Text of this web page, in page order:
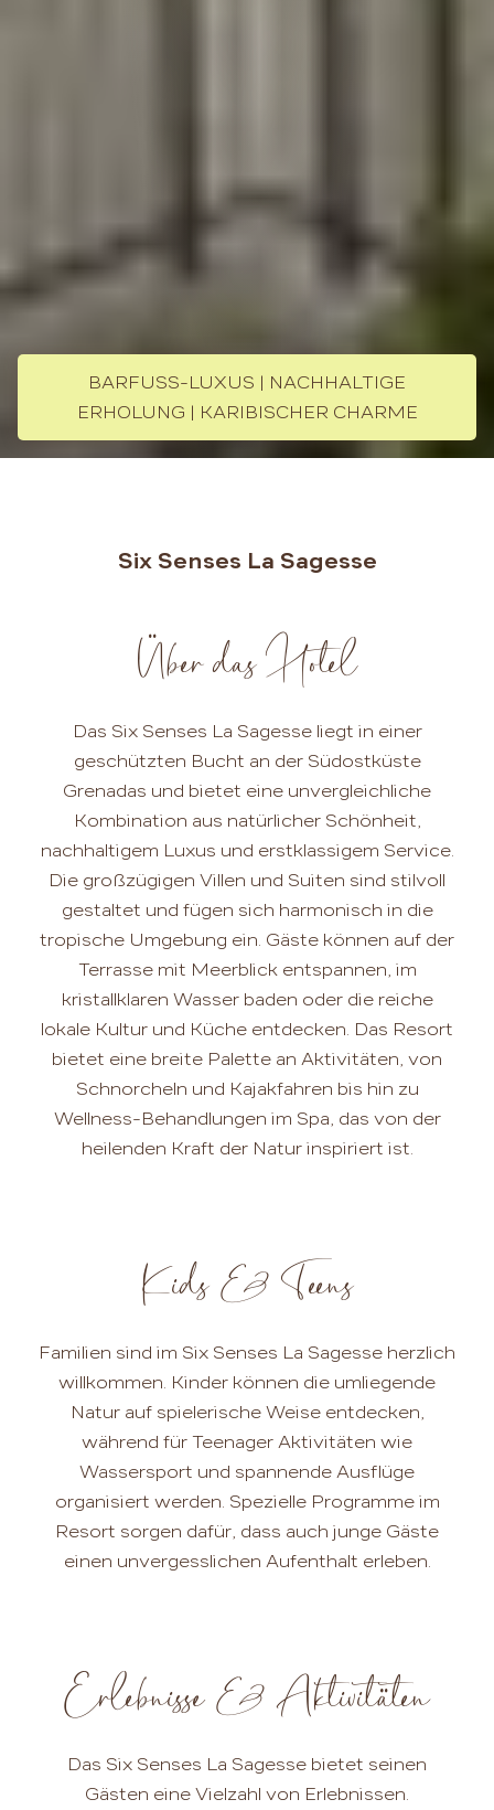
BARFUSS-LUXUS | NACHHALTIGE E
RHOLUNG | KARIBISCHER CHARME
Six Senses La Sagesse
Über das Hotel
Das Six Senses La Sagesse liegt in einer
geschützten Bucht an der Südostküste
Grenadas und bietet eine unvergleichliche
Kombination aus natürlicher Schönheit,
nachhaltigem Luxus und erstklassigem Service.
Die großzügigen Villen und Suiten sind stilvoll
gestaltet und fügen sich harmonisch in die
tropische Umgebung ein. Gäste können auf der
Terrasse mit Meerblick entspannen, im
kristallklaren Wasser baden oder die reiche
lokale Kultur und Küche entdecken. Das Resort
bietet eine breite Palette an Aktivitäten, von
Schnorcheln und Kajakfahren bis hin zu
Wellness-Behandlungen im Spa, das von der
heilenden Kraft der Natur inspiriert ist.
Kids & Teens
Familien sind im Six Senses La Sagesse herzlich
willkommen. Kinder können die umliegende
Natur auf spielerische Weise entdecken,
während für Teenager Aktivitäten wie
Wassersport und spannende Ausflüge
organisiert werden. Spezielle Programme im
Resort sorgen dafür, dass auch junge Gäste
einen unvergesslichen Aufenthalt erleben.
Erlebnisse & Aktivitäten
Das Six Senses La Sagesse bietet seinen
Gästen eine Vielzahl von Erlebnissen.